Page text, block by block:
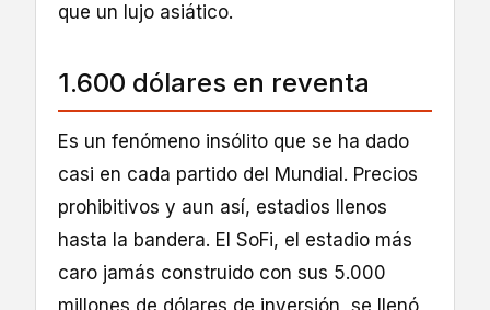
que un lujo asiático.
1.600 dólares en reventa
Es un fenómeno insólito que se ha dado
casi en cada partido del Mundial. Precios
prohibitivos y aun así, estadios llenos
hasta la bandera. El SoFi, el estadio más
caro jamás construido con sus 5.000
millones de dólares de inversión, se llenó